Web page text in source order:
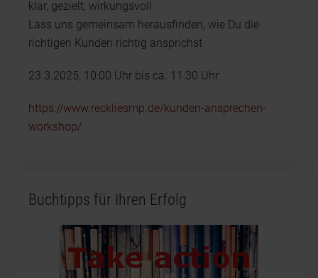
klar, gezielt, wirkungsvoll
Lass uns gemeinsam herausfinden, wie Du die
richtigen Kunden richtig ansprichst
23.3.2025, 10:00 Uhr bis ca. 11:30 Uhr
https://www.reckliesmp.de/kunden-ansprechen-
workshop/
Buchtipps für Ihren Erfolg